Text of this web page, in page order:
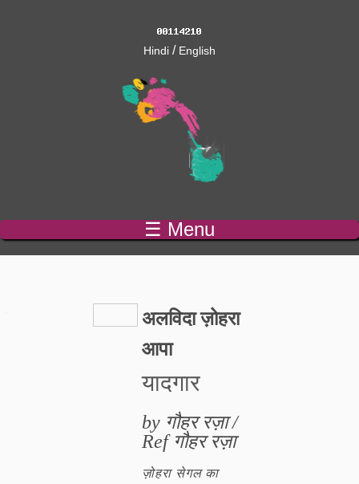
Hindi / English
☰ Menu
अलविदा ज़ोहरा
आपा
यादगार
by गौहर रज़ा /
Ref गौहर रज़ा
ज़ोहरा सेगल का